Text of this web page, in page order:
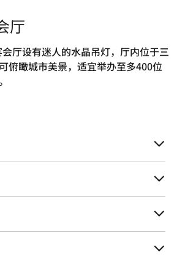
厅
厅设有迷人的水晶吊灯，厅内位于三
俯瞰城市美景，适宜举办至多400位